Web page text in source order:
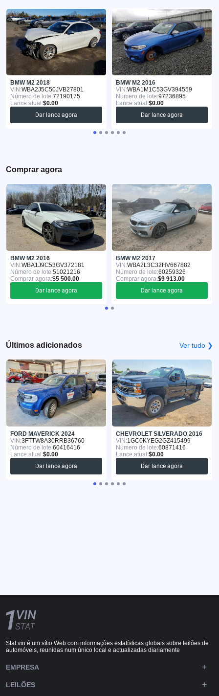
BMW M2 2018
VIN:WBA2J5C50JVB27801
Número de lote:72190175
Lance atual:$0.00
Dar lance agora
BMW M2 2016
VIN:WBA1M1C53GV394559
Número de lote:97236895
Lance atual:$0.00
Dar lance agora
Comprar agora
BMW M2 2016
VIN:WBA1J9C53GV372181
Número de lote:51021216
Comprar agora:$5 500.00
Dar lance agora
BMW M2 2017
VIN:WBA2L3C32HV667882
Número de lote:60259326
Comprar agora:$9 913.00
Dar lance agora
Últimos adicionados Ver tudo ❯
FORD MAVERICK 2024
VIN:3FTTW8A30RRB36760
Número de lote:60416416
Lance atual:$0.00
Dar lance agora
CHEVROLET SILVERADO 2016
VIN:1GC0KYEG2GZ415499
Número de lote:60871416
Lance atual:$0.00
Dar lance agora
Stat.vin é um sítio Web com informações estatísticas globais sobre leilões de
automóveis, reunidas num único local e actualizadas diariamente
EMPRESA
LEILÕES